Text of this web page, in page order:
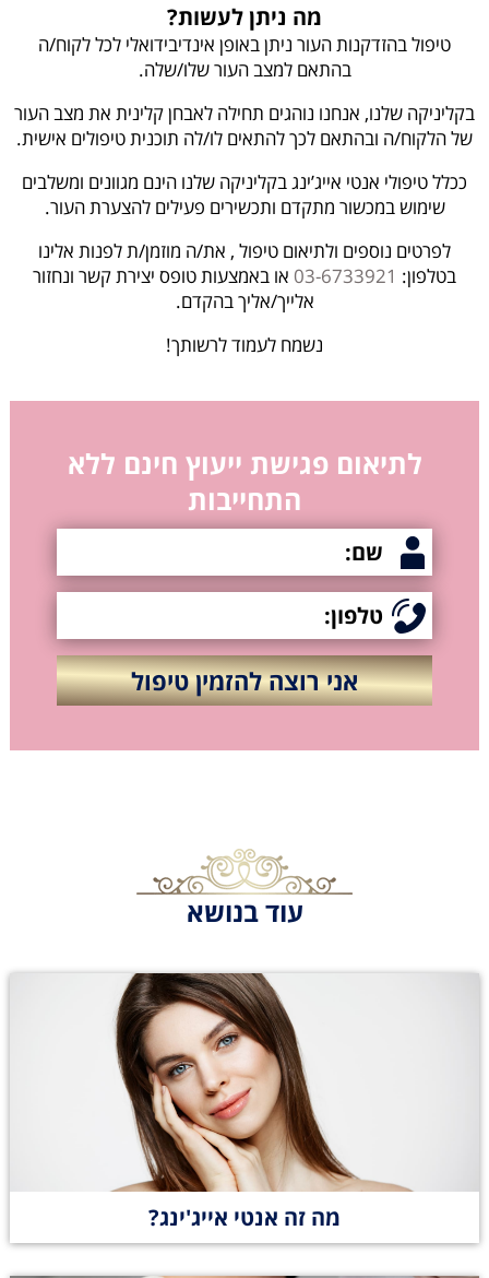
מה ניתן לעשות?
טיפול בהזדקנות העור ניתן באופן אינדיבידואלי לכל לקוח/ה
בהתאם למצב העור שלו/שלה.
בקליניקה שלנו, אנחנו נוהגים תחילה לאבחן קלינית את מצב העור
של הלקוח/ה ובהתאם לכך להתאים לו/לה תוכנית טיפולים אישית.
ככלל טיפולי אנטי אייג’ינג בקליניקה שלנו הינם מגוונים ומשלבים
שימוש במכשור מתקדם ותכשירים פעילים להצערת העור.
לפרטים נוספים ולתיאום טיפול , את/ה מוזמן/ת לפנות אלינו
בטלפון: 03-6733921 או באמצעות טופס יצירת קשר ונחזור
אלייך/אליך בהקדם.
נשמח לעמוד לרשותך!
לתיאום פגישת ייעוץ חינם ללא
התחייבות
עוד בנושא
מה זה אנטי אייג'ינג?